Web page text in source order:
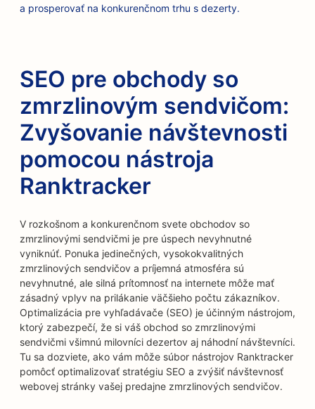
a prosperovať na konkurenčnom trhu s dezerty.
SEO pre obchody so
zmrzlinovým sendvičom:
Zvyšovanie návštevnosti
pomocou nástroja
Ranktracker
V rozkošnom a konkurenčnom svete obchodov so
zmrzlinovými sendvičmi je pre úspech nevyhnutné
vyniknúť. Ponuka jedinečných, vysokokvalitných
zmrzlinových sendvičov a príjemná atmosféra sú
nevyhnutné, ale silná prítomnosť na internete môže mať
zásadný vplyv na prilákanie väčšieho počtu zákazníkov.
Optimalizácia pre vyhľadávače (SEO) je účinným nástrojom,
ktorý zabezpečí, že si váš obchod so zmrzlinovými
sendvičmi všimnú milovníci dezertov aj náhodní návštevníci.
Tu sa dozviete, ako vám môže súbor nástrojov Ranktracker
pomôcť optimalizovať stratégiu SEO a zvýšiť návštevnosť
webovej stránky vašej predajne zmrzlinových sendvičov.